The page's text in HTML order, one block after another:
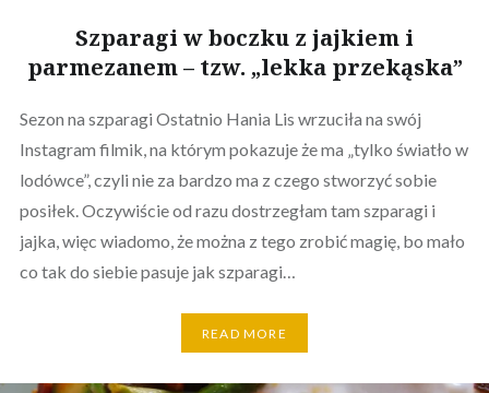
Szparagi w boczku z jajkiem i
parmezanem – tzw. „lekka przekąska”
Sezon na szparagi Ostatnio Hania Lis wrzuciła na swój
Instagram filmik, na którym pokazuje że ma „tylko światło w
lodówce”, czyli nie za bardzo ma z czego stworzyć sobie
posiłek. Oczywiście od razu dostrzegłam tam szparagi i
jajka, więc wiadomo, że można z tego zrobić magię, bo mało
co tak do siebie pasuje jak szparagi…
READ MORE